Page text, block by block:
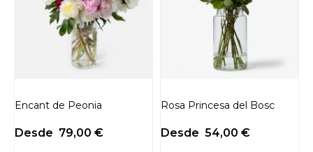
Encant de Peonia
Desde 79,00 €
Rosa Princesa del Bosc
Desde 54,00 €